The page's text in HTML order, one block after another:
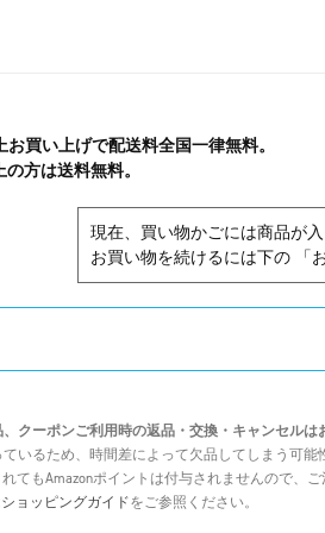
買い上げで配送料全国一律無料。
方は送料無料。
現在、買い物かごには商品が入
お買い物を続けるには下の 「
クーポンご利用時の返品・交換・キャンセルは
いるため、時間差によって欠品してしまう可能
てもAmazonポイントは付与されませんので、ご
ショッピングガイドをご参照ください。